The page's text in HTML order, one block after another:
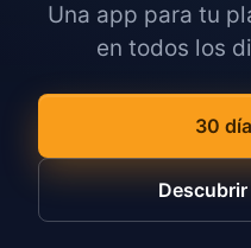
Una app para tu
en todos los
30